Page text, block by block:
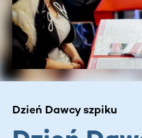
Dzień Dawcy szpiku